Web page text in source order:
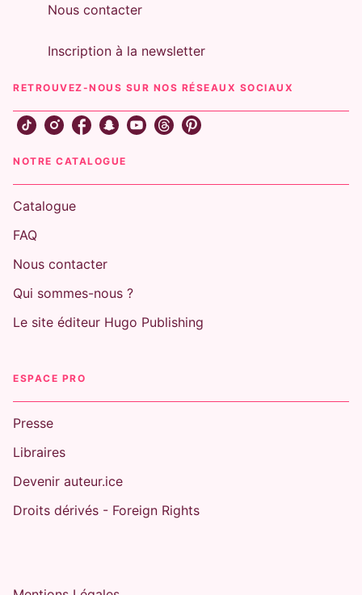
Nous contacter
Inscription à la newsletter
RETROUVEZ-NOUS SUR NOS RÉSEAUX SOCIAUX
NOTRE CATALOGUE
Catalogue
FAQ
Nous contacter
Qui sommes-nous ?
Le site éditeur Hugo Publishing
ESPACE PRO
Presse
Libraires
Devenir auteur.ice
Droits dérivés - Foreign Rights